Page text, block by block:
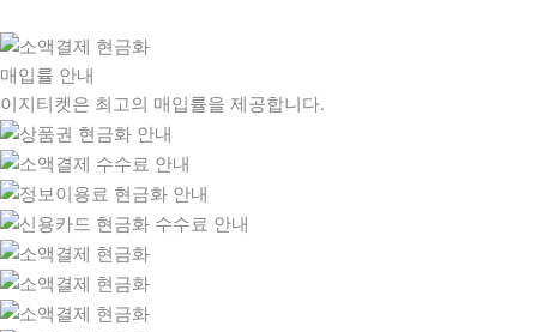
매입률 안내
이지티켓은 최고의 매입률을 제공합니다.